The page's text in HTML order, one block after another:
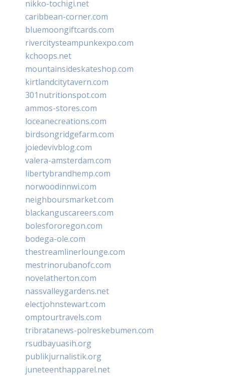
nikko-tochigi.net
caribbean-corner.com
bluemoongiftcards.com
rivercitysteampunkexpo.com
kchoops.net
mountainsideskateshop.com
kirtlandcitytavern.com
301nutritionspot.com
ammos-stores.com
loceanecreations.com
birdsongridgefarm.com
joiedevivblog.com
valera-amsterdam.com
libertybrandhemp.com
norwoodinnwi.com
neighboursmarket.com
blackanguscareers.com
bolesfororegon.com
bodega-ole.com
thestreamlinerlounge.com
mestrinorubanofc.com
novelatherton.com
nassvalleygardens.net
electjohnstewart.com
omptourtravels.com
tribratanews-polreskebumen.com
rsudbayuasih.org
publikjurnalistik.org
juneteenthapparel.net